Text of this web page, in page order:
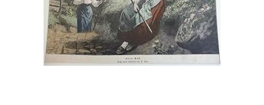
Comenzar a vender
CERRAR